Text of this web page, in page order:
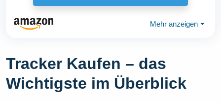
Mehr anzeigen ⏷
Tracker Kaufen – das
Wichtigste im Überblick